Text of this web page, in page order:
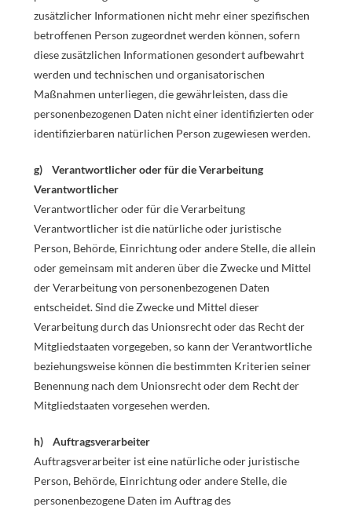
zusätzlicher Informationen nicht mehr einer spezifischen
betroffenen Person zugeordnet werden können, sofern
diese zusätzlichen Informationen gesondert aufbewahrt
werden und technischen und organisatorischen
Maßnahmen unterliegen, die gewährleisten, dass die
personenbezogenen Daten nicht einer identifizierten oder
identifizierbaren natürlichen Person zugewiesen werden.
g) Verantwortlicher oder für die Verarbeitung
Verantwortlicher
Verantwortlicher oder für die Verarbeitung
Verantwortlicher ist die natürliche oder juristische
Person, Behörde, Einrichtung oder andere Stelle, die allein
oder gemeinsam mit anderen über die Zwecke und Mittel
der Verarbeitung von personenbezogenen Daten
entscheidet. Sind die Zwecke und Mittel dieser
Verarbeitung durch das Unionsrecht oder das Recht der
Mitgliedstaaten vorgegeben, so kann der Verantwortliche
beziehungsweise können die bestimmten Kriterien seiner
Benennung nach dem Unionsrecht oder dem Recht der
Mitgliedstaaten vorgesehen werden.
h) Auftragsverarbeiter
Auftragsverarbeiter ist eine natürliche oder juristische
Person, Behörde, Einrichtung oder andere Stelle, die
personenbezogene Daten im Auftrag des